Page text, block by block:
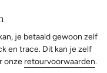
je betaald gewoon zelf
en trace. Dit kan je zelf
onze retourvoorwaarden.